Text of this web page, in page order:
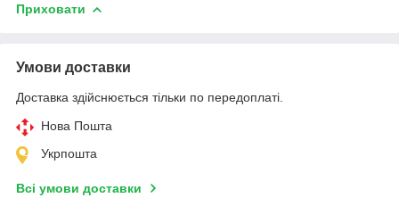
Приховати
Умови доставки
Доставка здійснюється тільки по передоплаті.
Нова Пошта
Укрпошта
Всі умови доставки